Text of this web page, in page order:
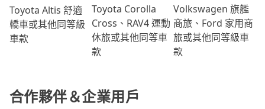
Toyota Altis 舒適
轎車或其他同等級
車款
Toyota Corolla
Cross、RAV4 運動
休旅或其他同等車
款
Volkswagen 旗艦
商旅、Ford 家用商
旅或其他同等級車
款
合作夥伴＆企業用戶